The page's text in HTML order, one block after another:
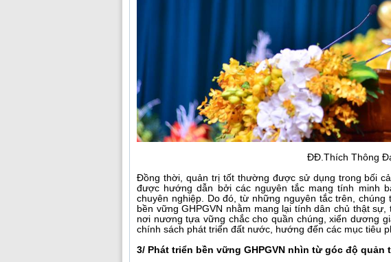
ĐĐ.Thích Thông
Đồng thời, quản trị tốt thường được sử dụng trong bối
được hướng dẫn bởi các nguyên tắc mang tính minh
chuyên nghiệp. Do đó, từ những nguyên tắc trên,
bền vững GHPGVN nhằm mang lại tính dân chủ thật
nơi nương tựa vững chắc cho quần chúng, xiển dương
chính sách phát triển đất nước, hướng đến các mục tiêu
3/ Phát triển bền vững GHPGVN nhìn từ góc độ quản